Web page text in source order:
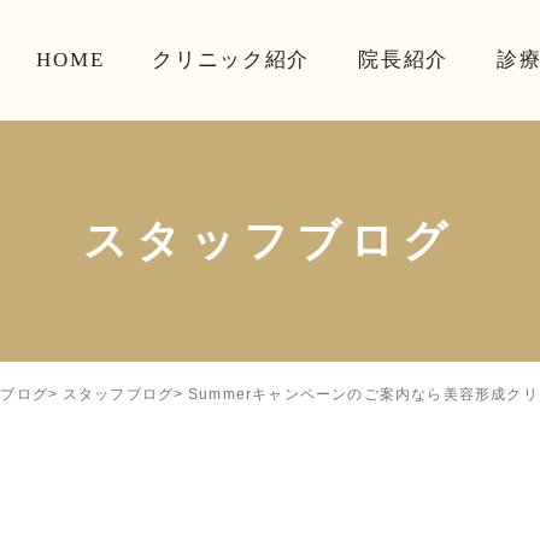
HOME クリニック紹介 院長紹介 診
スタッフブログ
ブログ スタッフブログ Summerキャンペーンのご案内なら美容形成ク